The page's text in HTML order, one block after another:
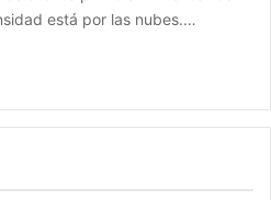
está por las nubes.…